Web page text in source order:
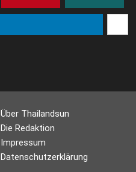
Über Thailandsun
Die Redaktion
Impressum
Datenschutzerklärung